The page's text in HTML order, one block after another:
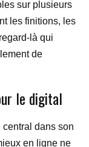
sur plusieurs
les finitions, les
là qui
de
le digital
dans son
en ligne ne